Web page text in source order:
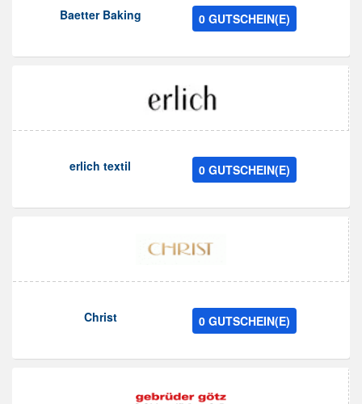
Baetter Baking 0 GUTSCHEIN(E)
erlich textil 0 GUTSCHEIN(E)
Christ 0 GUTSCHEIN(E)